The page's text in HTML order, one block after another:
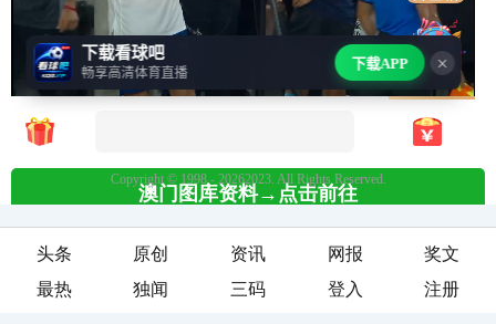
头条 原创 资讯 网报
奖文
最热
独闻 三码 登入 注册